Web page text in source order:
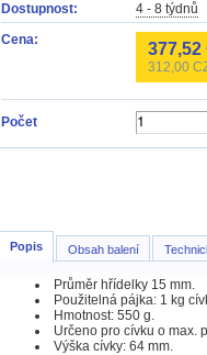
Dostupnost:
4 - 8 týdnů
Cena:
377,52
312,00
Počet
Popis Obsah balení
Průměr hřídelky 15 mm.
Použitelná pájka: 1 kg
Hmotnost: 550 g.
Určeno pro cívku o max.
Výška cívky: 64 mm.